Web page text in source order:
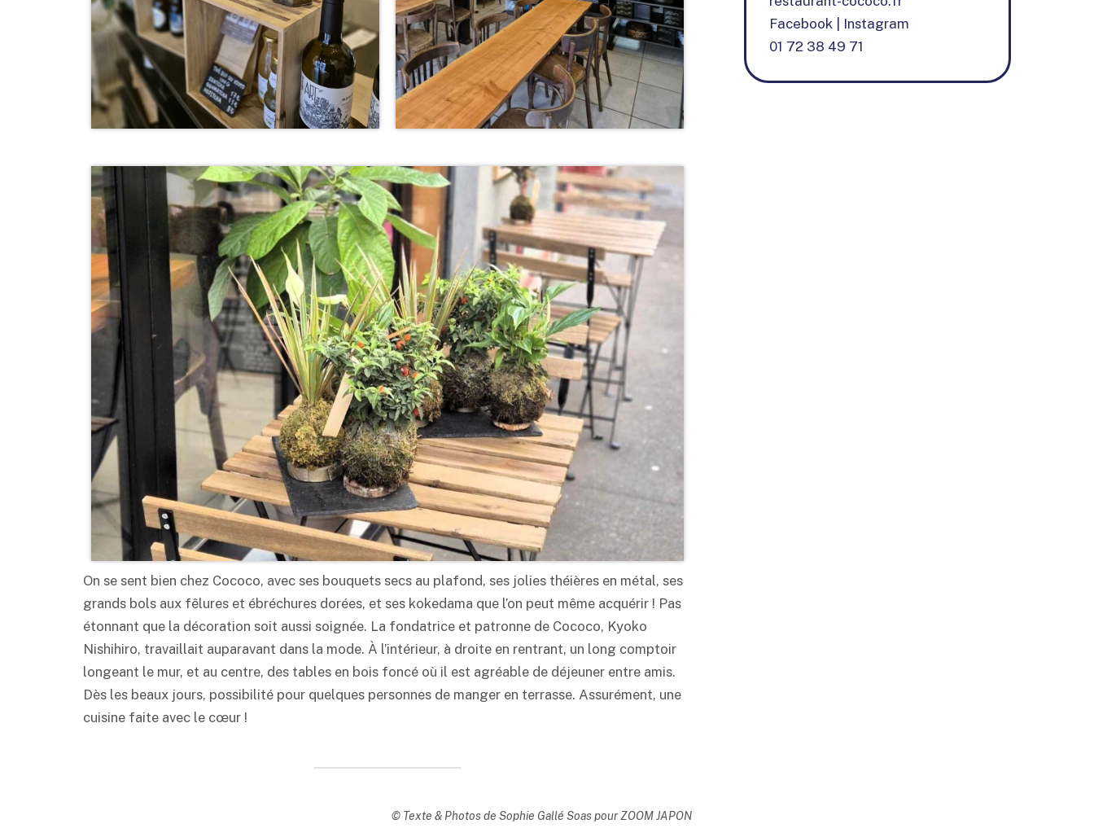
On se sent bien chez Cococo, avec ses bouquets secs au plafond, ses jolies théières en métal, ses
grands bols aux fêlures et ébréchures dorées, et ses kokedama que l’on peut même acquérir ! Pas
étonnant que la décoration soit aussi soignée. La fondatrice et patronne de Cococo, Kyoko
Nishihiro, travaillait auparavant dans la mode. À l’intérieur, à droite en rentrant, un long comptoir
longeant le mur, et au centre, des tables en bois foncé où il est agréable de déjeuner entre amis.
Dès les beaux jours, possibilité pour quelques personnes de manger en terrasse. Assurément, une
cuisine faite avec le cœur !
© Texte & Photos de Sophie Gallé Soas pour ZOOM JAPON
Facebook
Instagram
01 72 38 49 71